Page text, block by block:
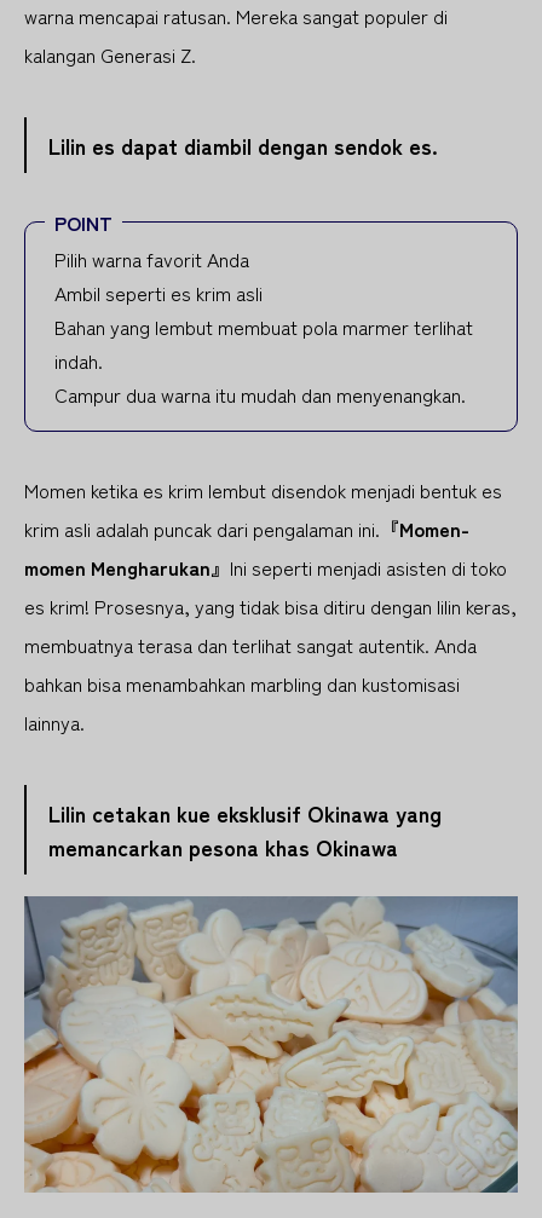
warna mencapai ratusan. Mereka sangat populer di
kalangan Generasi Z.
Lilin es dapat diambil dengan sendok es.
POINT
Pilih warna favorit Anda
Ambil seperti es krim asli
Bahan yang lembut membuat pola marmer terlihat
indah.
Campur dua warna itu mudah dan menyenangkan.
Momen ketika es krim lembut disendok menjadi bentuk es
krim asli adalah puncak dari pengalaman ini. 『Momen-
momen Mengharukan』 Ini seperti menjadi asisten di toko
es krim! Prosesnya, yang tidak bisa ditiru dengan lilin keras,
membuatnya terasa dan terlihat sangat autentik. Anda
bahkan bisa menambahkan marbling dan kustomisasi
lainnya.
Lilin cetakan kue eksklusif Okinawa yang
memancarkan pesona khas Okinawa